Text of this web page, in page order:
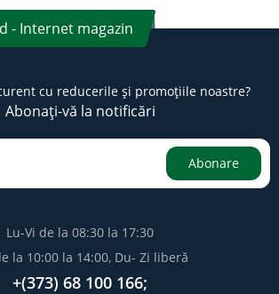
- Internet magazin
cu reducerile și promoțiile noastre?
Abonați-vă la notificări
Abonare
Lu-Vi de la 08:30 la 17:30
la 10:00 la 14:00, Du- Zi liberă
+(373) 68 100 166;